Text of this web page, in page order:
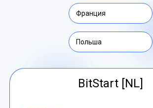
Франция
Польша
BitStart [NL]